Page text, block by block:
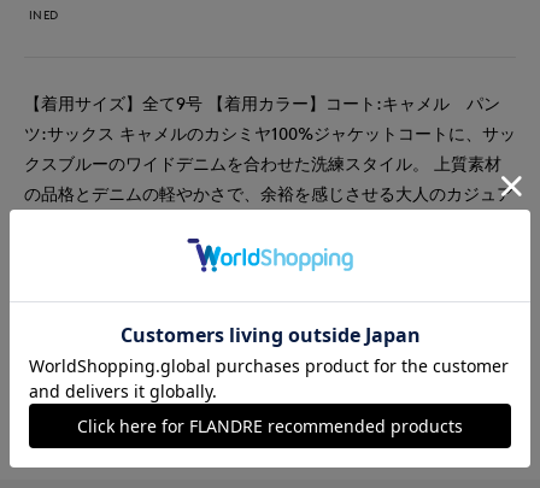
INED
【着用サイズ】全て9号 【着用カラー】コート:キャメル パン
ツ:サックス キャメルのカシミヤ100%ジャケットコートに、サッ
クスブルーのワイドデニムを合わせた洗練スタイル。 上質素材
の品格とデニムの軽やかさで、余裕を感じさせる大人のカジュア
#デート #カシミヤ #カジュアル
#骨格ナチュラル #旅行 #おでかけ